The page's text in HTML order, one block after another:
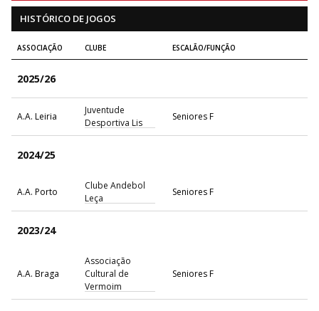
HISTÓRICO DE JOGOS
ASSOCIAÇÃO CLUBE ESCALÃO/FUNÇÃO
2025/26
A.A. Leiria
Juventude
Desportiva Lis
Seniores F
2024/25
A.A. Porto
Clube Andebol
Leça
Seniores F
2023/24
A.A. Braga
Associação
Cultural de
Vermoim
Seniores F